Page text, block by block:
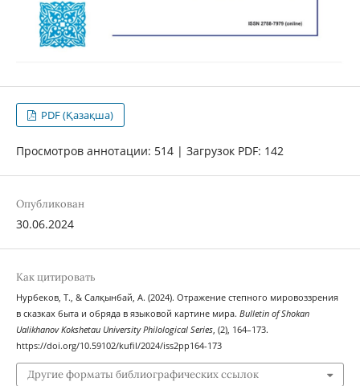
PDF (Қазақша)
Просмотров аннотации: 514 | Загрузок PDF: 142
Опубликован
30.06.2024
Как цитировать
Нурбеков, Т., & Салқынбай, А. (2024). Отражение степного мировоззрения
в сказках быта и обряда в языковой картине мира. Bulletin of Shokan
Ualikhanov Kokshetau University Philological Series, (2), 164–173.
https://doi.org/10.59102/kufil/2024/iss2pp164-173
Другие форматы библиографических ссылок